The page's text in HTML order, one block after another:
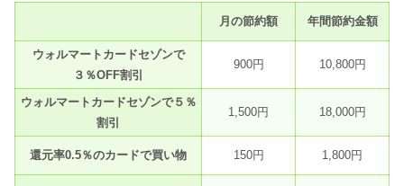
月の節約額 年間節約金額
ウォルマートカードセゾンで
３％OFF割引
900円 10,800円
ウォルマートカードセゾンで５％
割引
1,500円 18,000円
還元率0.5％のカードで買い物 150円 1,800円